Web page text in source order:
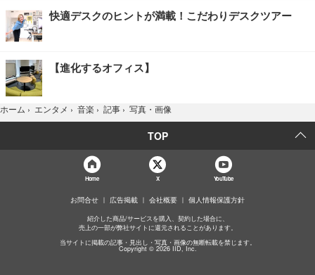
快適デスクのヒントが満載！こだわりデスクツアー
【進化するオフィス】
ホーム › エンタメ › 音楽 › 記事 › 写真・画像
TOP
Home X YouTube
お問合せ 広告掲載 会社概要 個人情報保護方針
紹介した商品/サービスを購入、契約した場合に、
売上の一部が弊社サイトに還元されることがあります。
当サイトに掲載の記事・見出し・写真・画像の無断転載を禁じます。
Copyright © 2026 IID, Inc.